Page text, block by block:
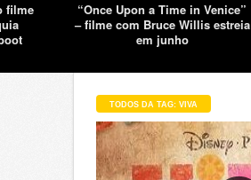
filme
“Once Upon a Time in Venice”
– filme com Bruce Willis estreia
em junho
TODOS DA TAG: VIVA